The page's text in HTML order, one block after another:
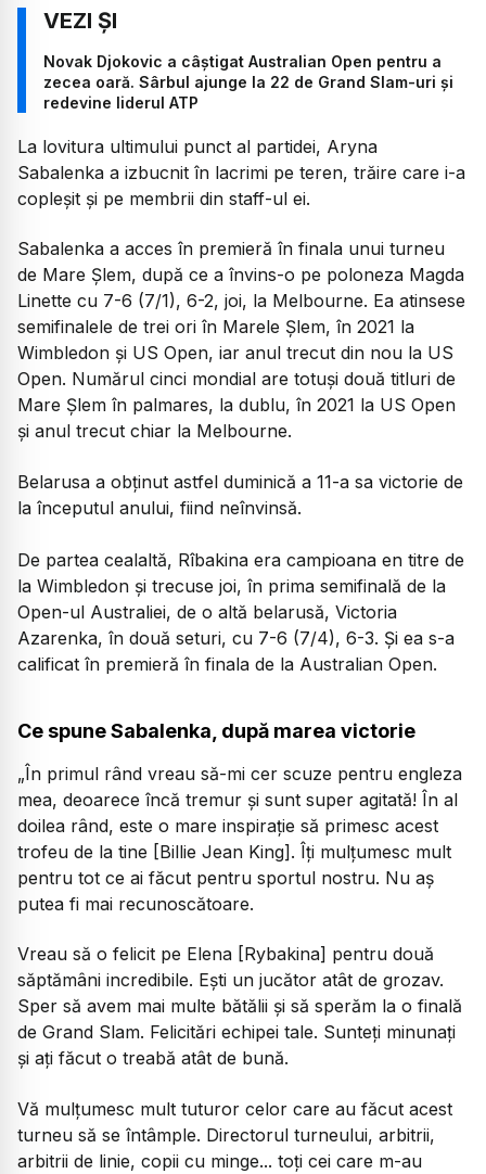
Novak Djokovic a câștigat Australian Open pentru a
zecea oară. Sârbul ajunge la 22 de Grand Slam-uri și
redevine liderul ATP
La lovitura ultimului punct al partidei, Aryna
Sabalenka a izbucnit în lacrimi pe teren, trăire care i-a
copleșit și pe membrii din staff-ul ei.
Sabalenka a acces în premieră în finala unui turneu
de Mare Şlem, după ce a învins-o pe poloneza Magda
Linette cu 7-6 (7/1), 6-2, joi, la Melbourne. Ea atinsese
semifinalele de trei ori în Marele Şlem, în 2021 la
Wimbledon şi US Open, iar anul trecut din nou la US
Open. Numărul cinci mondial are totuşi două titluri de
Mare Şlem în palmares, la dublu, în 2021 la US Open
şi anul trecut chiar la Melbourne.
Belarusa a obţinut astfel duminică a 11-a sa victorie de
la începutul anului, fiind neînvinsă.
De partea cealaltă, Rîbakina era campioana en titre de
la Wimbledon şi trecuse joi, în prima semifinală de la
Open-ul Australiei, de o altă belarusă, Victoria
Azarenka, în două seturi, cu 7-6 (7/4), 6-3. Şi ea s-a
calificat în premieră în finala de la Australian Open.
Ce spune Sabalenka, după marea victorie
„În primul rând vreau să-mi cer scuze pentru engleza
mea, deoarece încă tremur și sunt super agitată! În al
doilea rând, este o mare inspirație să primesc acest
trofeu de la tine [Billie Jean King]. Îți mulțumesc mult
pentru tot ce ai făcut pentru sportul nostru. Nu aș
putea fi mai recunoscătoare.
Vreau să o felicit pe Elena [Rybakina] pentru două
săptămâni incredibile. Ești un jucător atât de grozav.
Sper să avem mai multe bătălii și să sperăm la o finală
de Grand Slam. Felicitări echipei tale. Sunteți minunați
și ați făcut o treabă atât de bună.
Vă mulțumesc mult tuturor celor care au făcut acest
turneu să se întâmple. Directorul turneului, arbitrii,
arbitrii de linie, copii cu minge... toți cei care m-au